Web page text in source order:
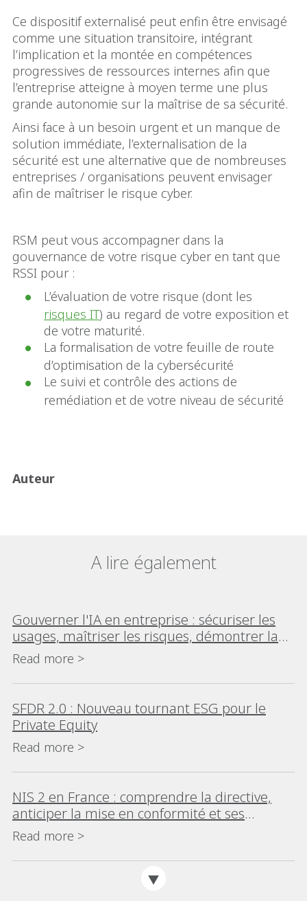
Ce dispositif externalisé peut enfin être envisagé
comme une situation transitoire, intégrant
l’implication et la montée en compétences
progressives de ressources internes afin que
l’entreprise atteigne à moyen terme une plus
grande autonomie sur la maîtrise de sa sécurité.
Ainsi face à un besoin urgent et un manque de
solution immédiate, l’externalisation de la
sécurité est une alternative que de nombreuses
entreprises / organisations peuvent envisager
afin de maîtriser le risque cyber.
RSM peut vous accompagner dans la
gouvernance de votre risque cyber en tant que
RSSI pour :
L’évaluation de votre risque (dont les
risques IT) au regard de votre exposition et
de votre maturité.
La formalisation de votre feuille de route
d’optimisation de la cybersécurité
Le suivi et contrôle des actions de
remédiation et de votre niveau de sécurité
Auteur
A lire également
Gouverner l'IA en entreprise : sécuriser les
usages, maîtriser les risques, démontrer la
conformité
Read more >
SFDR 2.0 : Nouveau tournant ESG pour le
Private Equity
Read more >
NIS 2 en France : comprendre la directive,
anticiper la mise en conformité et ses
impacts
Read more >